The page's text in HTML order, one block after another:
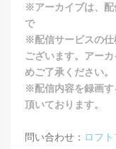
※アーカイブは、配
で
※配信サービスの仕
ございます。アー
めご了承ください。
※配信内容を録画す
頂いております。
問い合わせ： ロフ